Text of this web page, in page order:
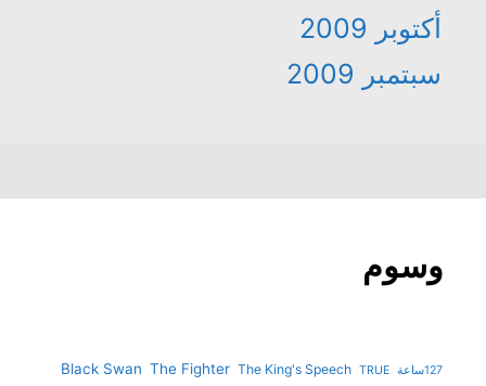
أكتوبر 2009
سبتمبر 2009
وسوم
127ساعة Black Swan The Fighter The King's Speech TRUE